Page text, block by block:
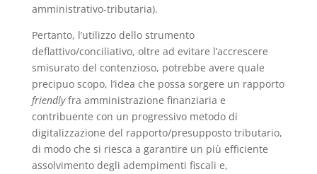
amministrativo-tributaria).
Pertanto, l’utilizzo dello strumento
deflattivo/conciliativo, oltre ad evitare l’accrescere
smisurato del contenzioso, potrebbe avere quale
precipuo scopo, l’idea che possa sorgere un rapporto
friendlyfra amministrazione finanziaria e
contribuente con un progressivo metodo di
digitalizzazione del rapporto/presupposto tributario,
di modo che si riesca a garantire un più efficiente
assolvimento degli adempimenti fiscali e,